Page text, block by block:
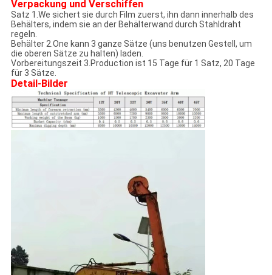
Verpackung und Verschiffen
Satz 1.We sichert sie durch Film zuerst, ihn dann innerhalb des
Behälters, indem sie an der Behälterwand durch Stahldraht
regeln.
Behälter 2.One kann 3 ganze Sätze (uns benutzen Gestell, um
die oberen Sätze zu halten) laden.
Vorbereitungszeit 3.Production ist 15 Tage für 1 Satz, 20 Tage
für 3 Sätze.
Detail-Bilder